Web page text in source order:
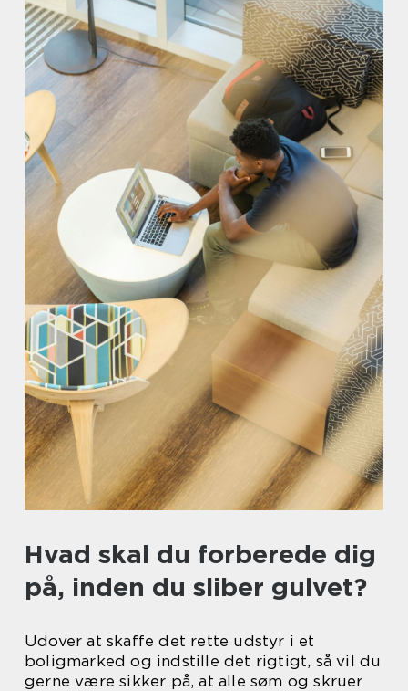
Hvad skal du forberede dig
på, inden du sliber gulvet?
Udover at skaffe det rette udstyr i et
boligmarked og indstille det rigtigt, så vil du
gerne være sikker på, at alle søm og skruer